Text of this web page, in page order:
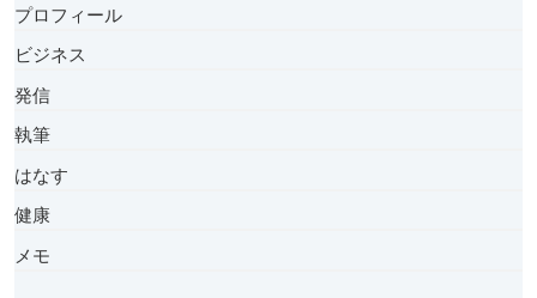
プロフィール
ビジネス
発信
執筆
はなす
健康
メモ